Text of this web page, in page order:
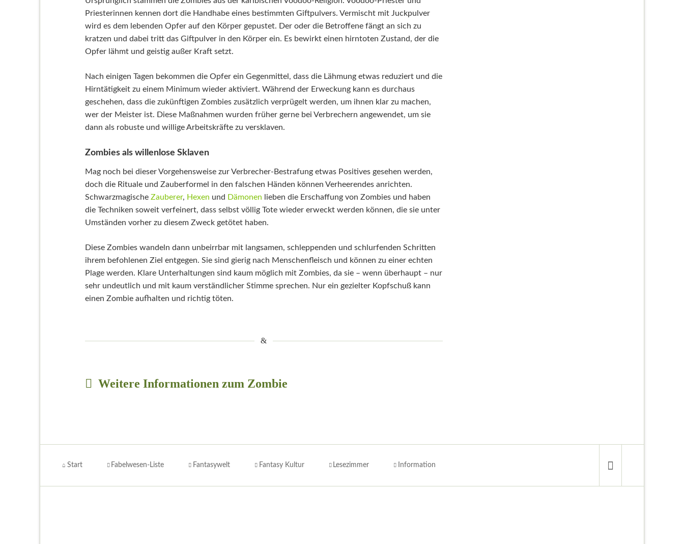
Priesterinnen kennen dort die Handhabe eines bestimmten Giftpulvers. Vermischt mit Juckpulver
wird es dem lebenden Opfer auf den Körper gepustet. Der oder die Betroffene fängt an sich zu
kratzen und dabei tritt das Giftpulver in den Körper ein. Es bewirkt einen hirntoten Zustand, der die
Opfer lähmt und geistig außer Kraft setzt.
Nach einigen Tagen bekommen die Opfer ein Gegenmittel, dass die Lähmung etwas reduziert und die
Hirntätigkeit zu einem Minimum wieder aktiviert. Während der Erweckung kann es durchaus
geschehen, dass die zukünftigen Zombies zusätzlich verprügelt werden, um ihnen klar zu machen,
wer der Meister ist. Diese Maßnahmen wurden früher gerne bei Verbrechern angewendet, um sie
dann als robuste und willige Arbeitskräfte zu versklaven.
Zombies als willenlose Sklaven
Mag noch bei dieser Vorgehensweise zur Verbrecher-Bestrafung etwas Positives gesehen werden,
doch die Rituale und Zauberformel in den falschen Händen können Verheerendes anrichten.
Schwarzmagische Zauberer, Hexen und Dämonen lieben die Erschaffung von Zombies und haben
die Techniken soweit verfeinert, dass selbst völlig Tote wieder erweckt werden können, die sie unter
Umständen vorher zu diesem Zweck getötet haben.
Diese Zombies wandeln dann unbeirrbar mit langsamen, schleppenden und schlurfenden Schritten
ihrem befohlenen Ziel entgegen. Sie sind gierig nach Menschenfleisch und können zu einer echten
Plage werden. Klare Unterhaltungen sind kaum möglich mit Zombies, da sie – wenn überhaupt – nur
sehr undeutlich und mit kaum verständlicher Stimme sprechen. Nur ein gezielter Kopfschuß kann
einen Zombie aufhalten und richtig töten.
Weitere Informationen zum Zombie
Start Fabelwesen-Liste Fantasywelt Fantasy Kultur Lesezimmer Information